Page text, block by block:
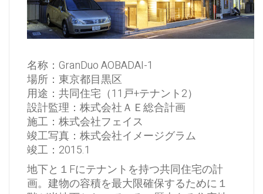
名称：GranDuo AOBADAI-1
場所：東京都目黒区
用途：共同住宅（11戸+テナント2）
設計監理：株式会社ＡＥ総合計画
施工：株式会社フェイス
竣工写真：株式会社イメージグラム
竣工：2015.1
地下と１Fにテナントを持つ共同住宅の計
画。建物の容積を最大限確保するために１